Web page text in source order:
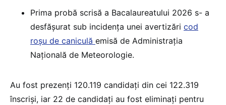
Prima probă scrisă a Bacalaureatului 2026 s- a
desfășurat sub incidența unei avertizări cod
roșu de caniculă emisă de Administrația
Națională de Meteorologie.
Au fost prezenți 120.119 candidați din cei 122.319
înscriși, iar 22 de candidați au fost eliminați pentru